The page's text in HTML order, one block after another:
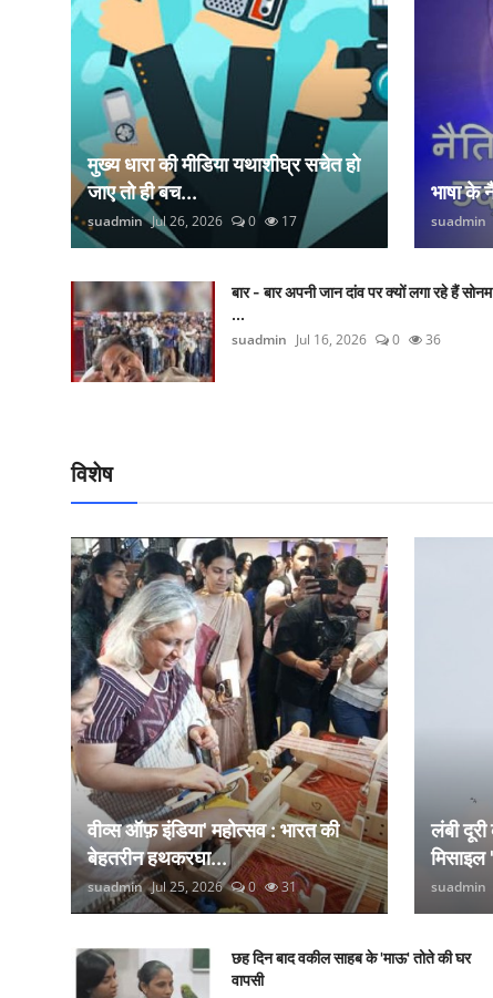
मुख्य धारा की मीडिया यथाशीघ्र सचेत हो
जाए तो ही बच...
suadmin Jul 26, 2026 0 17
भाषा के
suadmin
बार - बार अपनी जान दांव पर क्यों लगा रहे हैं सोनम
...
suadmin Jul 16, 2026 0 36
विशेष
वीव्स ऑफ़ इंडिया' महोत्सव : भारत की
बेहतरीन हथकरघा...
suadmin Jul 25, 2026 0 31
लंबी
suadmin
छह दिन बाद वकील साहब के 'माऊ' तोते की घर
वापसी